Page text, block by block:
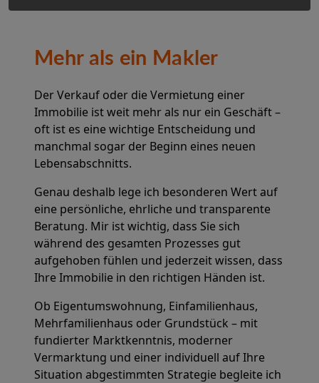
Mehr als ein Makler
Der Verkauf oder die Vermietung einer
Immobilie ist weit mehr als nur ein Geschäft –
oft ist es eine wichtige Entscheidung und
manchmal sogar der Beginn eines neuen
Lebensabschnitts.
Genau deshalb lege ich besonderen Wert auf
eine persönliche, ehrliche und transparente
Beratung. Mir ist wichtig, dass Sie sich
während des gesamten Prozesses gut
aufgehoben fühlen und jederzeit wissen, dass
Ihre Immobilie in den richtigen Händen ist.
Ob Eigentumswohnung, Einfamilienhaus,
Mehrfamilienhaus oder Grundstück – mit
fundierter Marktkenntnis, moderner
Vermarktung und einer individuell auf Ihre
Situation abgestimmten Strategie begleite ich